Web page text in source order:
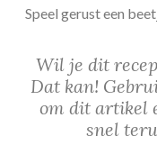
Speel gerust een
Wil je dit
Dat kan!
om dit artikel
snel